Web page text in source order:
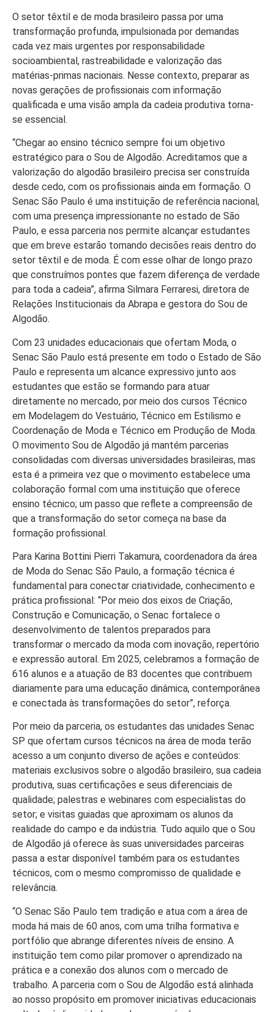
O setor têxtil e de moda brasileiro passa por uma
transformação profunda, impulsionada por demandas
cada vez mais urgentes por responsabilidade
socioambiental, rastreabilidade e valorização das
matérias-primas nacionais. Nesse contexto, preparar as
novas gerações de profissionais com informação
qualificada e uma visão ampla da cadeia produtiva torna-
se essencial.
“Chegar ao ensino técnico sempre foi um objetivo
estratégico para o Sou de Algodão. Acreditamos que a
valorização do algodão brasileiro precisa ser construída
desde cedo, com os profissionais ainda em formação. O
Senac São Paulo é uma instituição de referência nacional,
com uma presença impressionante no estado de São
Paulo, e essa parceria nos permite alcançar estudantes
que em breve estarão tomando decisões reais dentro do
setor têxtil e de moda. É com esse olhar de longo prazo
que construímos pontes que fazem diferença de verdade
para toda a cadeia”, afirma Silmara Ferraresi, diretora de
Relações Institucionais da Abrapa e gestora do Sou de
Algodão.
Com 23 unidades educacionais que ofertam Moda, o
Senac São Paulo está presente em todo o Estado de São
Paulo e representa um alcance expressivo junto aos
estudantes que estão se formando para atuar
diretamente no mercado, por meio dos cursos Técnico
em Modelagem do Vestuário, Técnico em Estilismo e
Coordenação de Moda e Técnico em Produção de Moda.
O movimento Sou de Algodão já mantém parcerias
consolidadas com diversas universidades brasileiras, mas
esta é a primeira vez que o movimento estabelece uma
colaboração formal com uma instituição que oferece
ensino técnico; um passo que reflete a compreensão de
que a transformação do setor começa na base da
formação profissional.
Para Karina Bottini Pierri Takamura, coordenadora da área
de Moda do Senac São Paulo, a formação técnica é
fundamental para conectar criatividade, conhecimento e
prática profissional: “Por meio dos eixos de Criação,
Construção e Comunicação, o Senac fortalece o
desenvolvimento de talentos preparados para
transformar o mercado da moda com inovação, repertório
e expressão autoral. Em 2025, celebramos a formação de
616 alunos e a atuação de 83 docentes que contribuem
diariamente para uma educação dinâmica, contemporânea
e conectada às transformações do setor”, reforça.
Por meio da parceria, os estudantes das unidades Senac
SP que ofertam cursos técnicos na área de moda terão
acesso a um conjunto diverso de ações e conteúdos:
materiais exclusivos sobre o algodão brasileiro, sua cadeia
produtiva, suas certificações e seus diferenciais de
qualidade; palestras e webinares com especialistas do
setor; e visitas guiadas que aproximam os alunos da
realidade do campo e da indústria. Tudo aquilo que o Sou
de Algodão já oferece às suas universidades parceiras
passa a estar disponível também para os estudantes
técnicos, com o mesmo compromisso de qualidade e
relevância.
“O Senac São Paulo tem tradição e atua com a área de
moda há mais de 60 anos, com uma trilha formativa e
portfólio que abrange diferentes níveis de ensino. A
instituição tem como pilar promover o aprendizado na
prática e a conexão dos alunos com o mercado de
trabalho. A parceria com o Sou de Algodão está alinhada
ao nosso propósito em promover iniciativas educacionais